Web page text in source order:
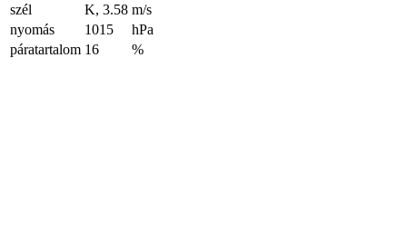
szél
K, 3.58 m/s
nyomás
1015
hPa
páratartalom 16 %